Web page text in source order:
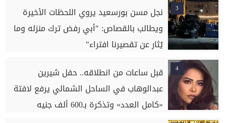
3
نجل مسن بورسعيد يروي اللحظات الأخيرة
ويطالب بالقصاص: "أبي رفض ترك منزله وما
يُثار عن تقصيرنا افتراء"
4
قبل ساعات من انطلاقه.. حفل شيرين
عبدالوهاب في الساحل الشمالي يرفع لافتة
«كامل العدد» وتذكرة بـ600 ألف جنيه